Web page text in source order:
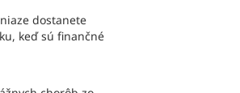
dostanete
keď sú finančné